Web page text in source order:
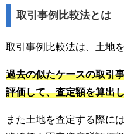
取引事例比較法とは
取引事例比較法は、土地
過去の似たケースの取引
評価して、査定額を算出
また土地を査定する際に